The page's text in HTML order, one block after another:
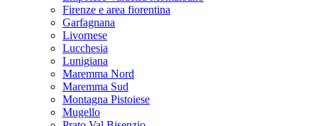
Firenze e area fiorentina
Garfagnana
Livornese
Lucchesia
Lunigiana
Maremma Nord
Maremma Sud
Montagna Pistoiese
Mugello